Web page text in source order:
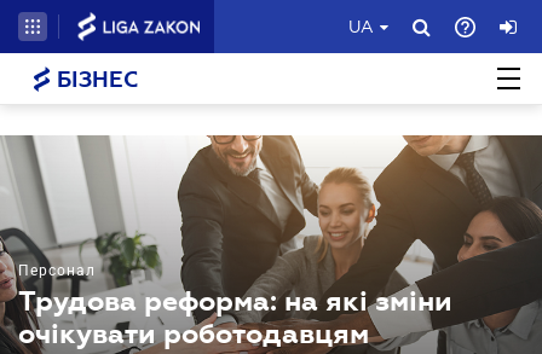
UA
БІЗНЕС
Персонал
Трудова реформа: на які зміни
очікувати роботодавцям